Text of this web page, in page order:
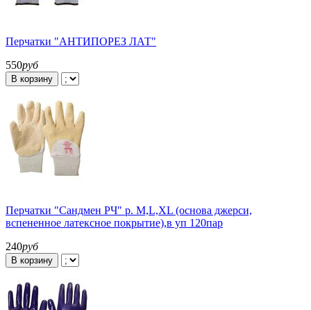
Перчатки "АНТИПОРЕЗ ЛАТ"
550руб
В корзину
Перчатки "Сандмен РЧ" р. M,L,XL (основа джерси,
вспененное латексное покрытие),в уп 120пар
240руб
В корзину